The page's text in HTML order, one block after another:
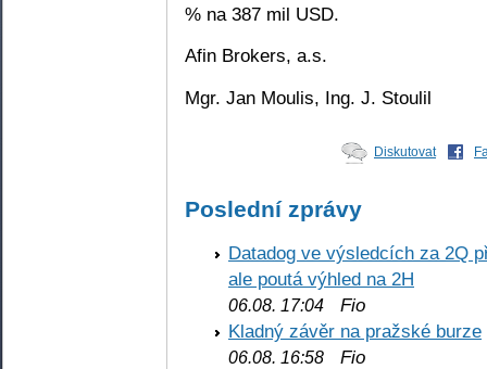
% na 387 mil USD.
Afin Brokers, a.s.
Mgr. Jan Moulis, Ing. J. Stoulil
Diskutovat
Poslední zprávy
Datadog ve výsledcích za 2Q
ale poutá výhled na 2H
06.08. 17:04 Fio
Kladný závěr na pražské burze
06.08. 16:58 Fio